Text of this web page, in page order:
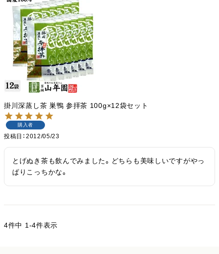
掛川深蒸し茶 巣鴨 参拝茶 100g×12袋セット
購入者
投稿日 2012/05/23
とげぬき茶も飲んでみました。どちらも美味しいですがやっ
ぱりこっちかな。
4件中 1 -4件表示